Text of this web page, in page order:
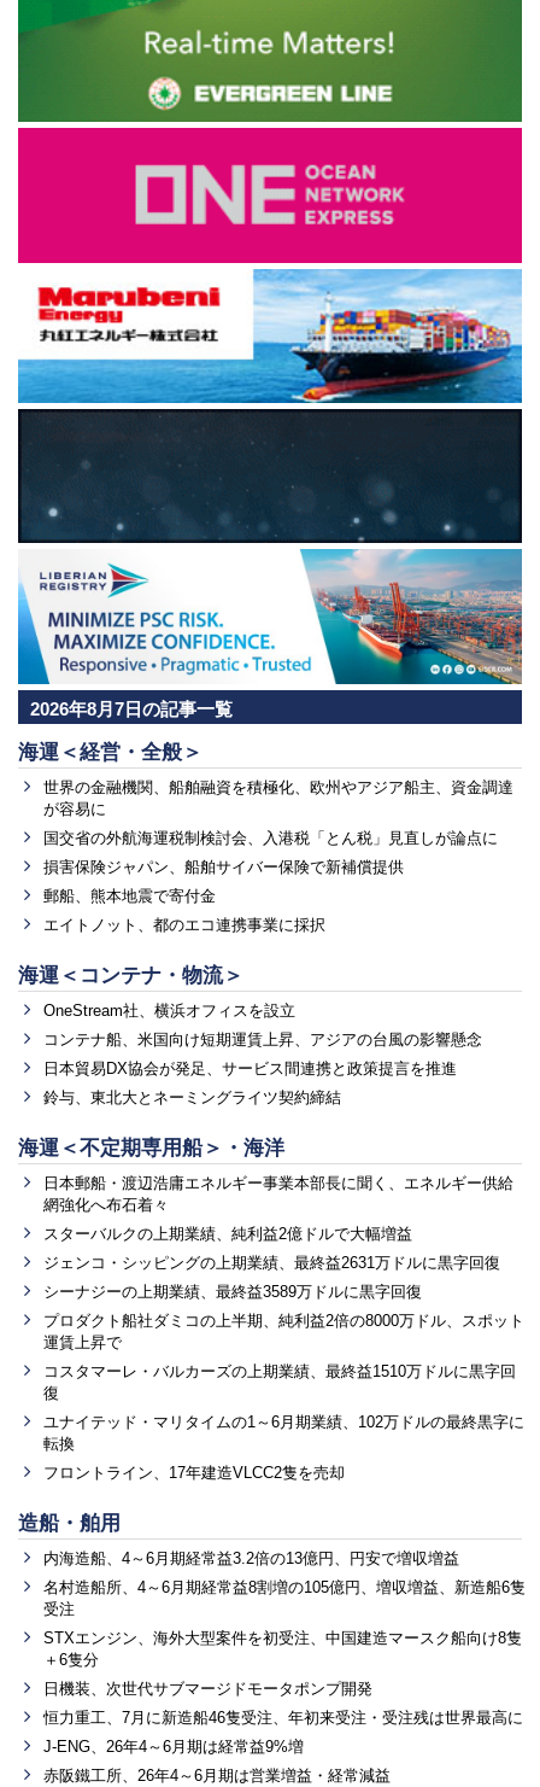
2026年8月7日の記事一覧
海運＜経営・全般＞
世界の金融機関、船舶融資を積極化、欧州やアジア船主、資金調達
が容易に
国交省の外航海運税制検討会、入港税「とん税」見直しが論点に
損害保険ジャパン、船舶サイバー保険で新補償提供
郵船、熊本地震で寄付金
エイトノット、都のエコ連携事業に採択
海運＜コンテナ・物流＞
OneStream社、横浜オフィスを設立
コンテナ船、米国向け短期運賃上昇、アジアの台風の影響懸念
日本貿易DX協会が発足、サービス間連携と政策提言を推進
鈴与、東北大とネーミングライツ契約締結
海運＜不定期専用船＞・海洋
日本郵船・渡辺浩庸エネルギー事業本部長に聞く、エネルギー供給
網強化へ布石着々
スターバルクの上期業績、純利益2億ドルで大幅増益
ジェンコ・シッピングの上期業績、最終益2631万ドルに黒字回復
シーナジーの上期業績、最終益3589万ドルに黒字回復
プロダクト船社ダミコの上半期、純利益2倍の8000万ドル、スポット
運賃上昇で
コスタマーレ・バルカーズの上期業績、最終益1510万ドルに黒字回
復
ユナイテッド・マリタイムの1～6月期業績、102万ドルの最終黒字に
転換
フロントライン、17年建造VLCC2隻を売却
造船・舶用
内海造船、4～6月期経常益3.2倍の13億円、円安で増収増益
名村造船所、4～6月期経常益8割増の105億円、増収増益、新造船6隻
受注
STXエンジン、海外大型案件を初受注、中国建造マースク船向け8隻
＋6隻分
日機装、次世代サブマージドモータポンプ開発
恒力重工、7月に新造船46隻受注、年初来受注・受注残は世界最高に
J-ENG、26年4～6月期は経常益9%増
赤阪鐵工所、26年4～6月期は営業増益・経常減益